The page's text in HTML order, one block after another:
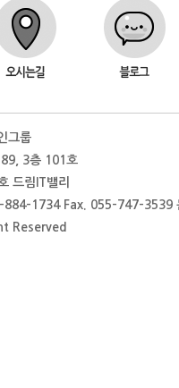
그룹
89, 3층 101호
드림IT밸리
1734 Fax. 055-747-3539
Reserved